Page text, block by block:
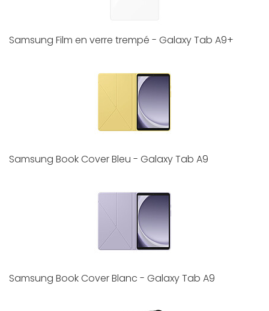
Samsung Film en verre trempé - Galaxy Tab A9+
Samsung Book Cover Bleu - Galaxy Tab A9
Samsung Book Cover Blanc - Galaxy Tab A9